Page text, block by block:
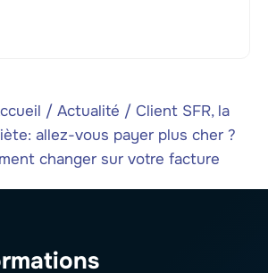
/ Actualité / Client SFR, la
allez-vous payer plus cher ?
changer sur votre facture